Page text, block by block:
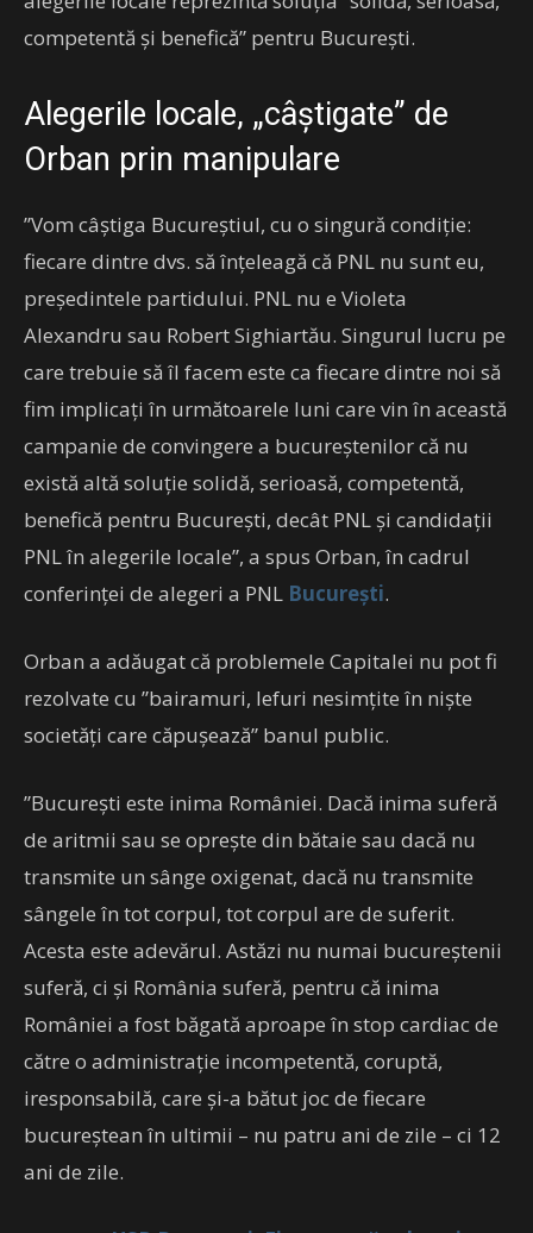
competentă şi benefică” pentru Bucureşti.
Alegerile locale, „câștigate” de
Orban prin manipulare
”Vom câştiga Bucureştiul, cu o singură condiţie:
fiecare dintre dvs. să înţeleagă că PNL nu sunt eu,
preşedintele partidului. PNL nu e Violeta
Alexandru sau Robert Sighiartău. Singurul lucru pe
care trebuie să îl facem este ca fiecare dintre noi să
fim implicaţi în următoarele luni care vin în această
campanie de convingere a bucureştenilor că nu
există altă soluţie solidă, serioasă, competentă,
benefică pentru Bucureşti, decât PNL şi candidaţii
PNL în alegerile locale”, a spus Orban, în cadrul
conferinţei de alegeri a PNL Bucureşti.
Orban a adăugat că problemele Capitalei nu pot fi
rezolvate cu ”bairamuri, lefuri nesimţite în nişte
societăţi care căpuşează” banul public.
”Bucureşti este inima României. Dacă inima suferă
de aritmii sau se opreşte din bătaie sau dacă nu
transmite un sânge oxigenat, dacă nu transmite
sângele în tot corpul, tot corpul are de suferit.
Acesta este adevărul. Astăzi nu numai bucureştenii
suferă, ci şi România suferă, pentru că inima
României a fost băgată aproape în stop cardiac de
către o administraţie incompetentă, coruptă,
iresponsabilă, care şi-a bătut joc de fiecare
bucureştean în ultimii – nu patru ani de zile – ci 12
ani de zile.